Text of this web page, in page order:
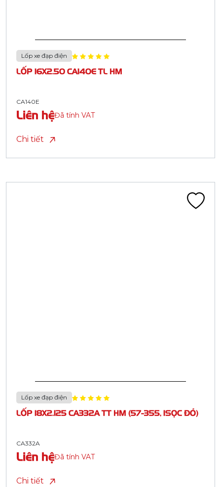
Lốp xe đạp điện
LỐP 16X2.50 CA140E TL HM
CA140E
Liên hệĐã tính VAT
Chi tiết
Lốp xe đạp điện
LỐP 18X2.125 CA332A TT HM (57-355, 1SỌC ĐỎ)
CA332A
Liên hệĐã tính VAT
Chi tiết